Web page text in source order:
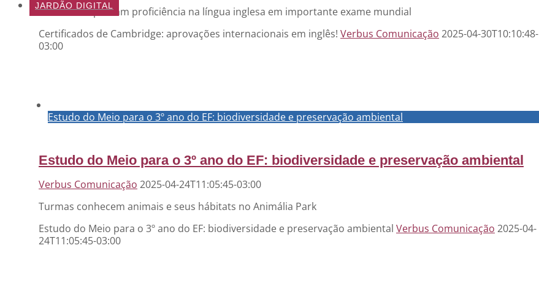
JARDÃO DIGITAL
Alunos comprovam proficiência na língua inglesa em importante exame mundial
Certificados de Cambridge: aprovações internacionais em inglês! Verbus Comunicação 2025-04-30T10:10:48-
03:00
Estudo do Meio para o 3º ano do EF: biodiversidade e preservação ambiental
Estudo do Meio para o 3º ano do EF: biodiversidade e preservação ambiental
Verbus Comunicação 2025-04-24T11:05:45-03:00
Turmas conhecem animais e seus hábitats no Animália Park
Estudo do Meio para o 3º ano do EF: biodiversidade e preservação ambiental Verbus Comunicação 2025-04-
24T11:05:45-03:00